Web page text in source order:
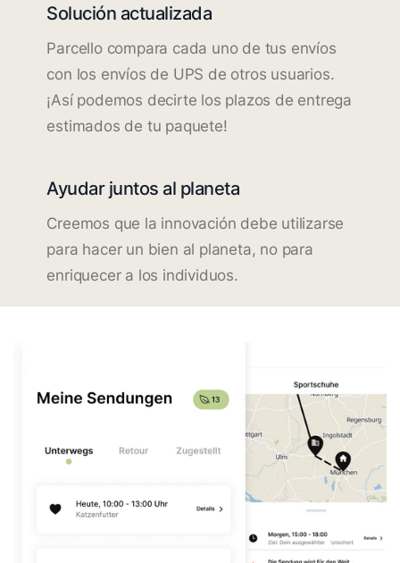
Solución actualizada
Parcello compara cada uno de tus envíos
con los envíos de UPS de otros usuarios.
¡Así podemos decirte los plazos de entrega
estimados de tu paquete!
Ayudar juntos al planeta
Creemos que la innovación debe utilizarse
para hacer un bien al planeta, no para
enriquecer a los individuos.